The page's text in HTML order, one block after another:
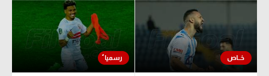
في المونديال
رياضة نسائية